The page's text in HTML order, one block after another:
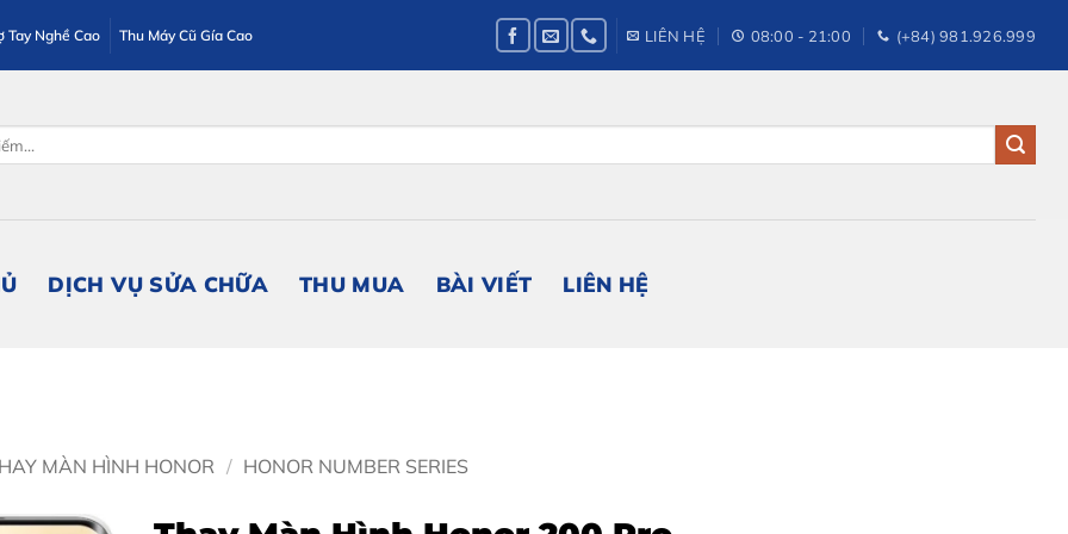
Tay Nghề Cao Thu Máy Cũ Gía Cao LIÊN HỆ 08:00 - 21:00 (+84) 981.926.999
DỊCH VỤ SỬA CHỮA THU MUA BÀI VIẾT LIÊN HỆ
MÀN HÌNH HONOR / HONOR NUMBER SERIES